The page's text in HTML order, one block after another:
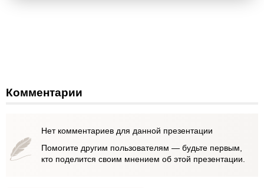
Комментарии
Нет комментариев для данной презентации
Помогите другим пользователям — будьте первым,
кто поделится своим мнением об этой презентации.